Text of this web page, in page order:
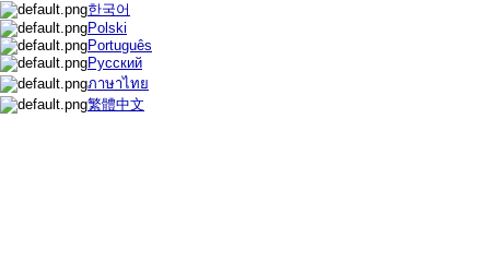
한국어
Polski
Português
Русский
ภาษาไทย
繁體中文